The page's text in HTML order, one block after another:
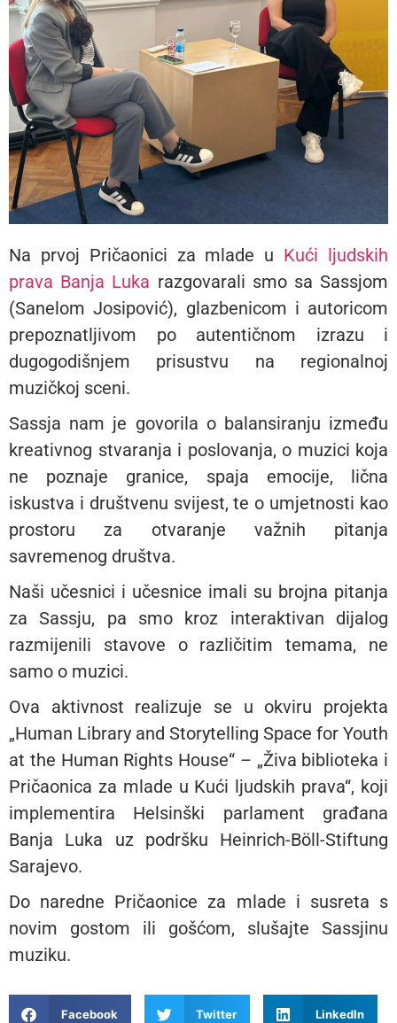
Na prvoj Pričaonici za mlade u Kući ljudskih
prava Banja Luka razgovarali smo sa Sassjom
(Sanelom Josipović), glazbenicom i autoricom
prepoznatljivom po autentičnom izrazu i
dugogodišnjem prisustvu na regionalnoj
muzičkoj sceni.
Sassja nam je govorila o balansiranju između
kreativnog stvaranja i poslovanja, o muzici koja
ne poznaje granice, spaja emocije, lična
iskustva i društvenu svijest, te o umjetnosti kao
prostoru za otvaranje važnih pitanja
savremenog društva.
Naši učesnici i učesnice imali su brojna pitanja
za Sassju, pa smo kroz interaktivan dijalog
razmijenili stavove o različitim temama, ne
samo o muzici.
Ova aktivnost realizuje se u okviru projekta
„Human Library and Storytelling Space for Youth
at the Human Rights House“ – „Živa biblioteka i
Pričaonica za mlade u Kući ljudskih prava“, koji
implementira Helsinški parlament građana
Banja Luka uz podršku Heinrich-Böll-Stiftung
Sarajevo.
Do naredne Pričaonice za mlade i susreta s
novim gostom ili gošćom, slušajte Sassjinu
muziku.
Facebook Twitter LinkedIn